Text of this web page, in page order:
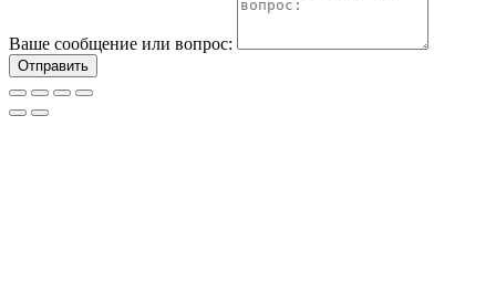
Ваше сообщение или вопрос:
Отправить